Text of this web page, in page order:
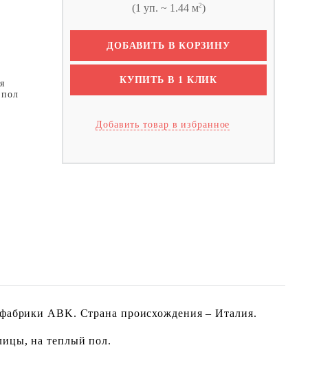
(1 уп. ~ 1.44 м2)
ДОБАВИТЬ В КОРЗИНУ
КУПИТЬ В 1 КЛИК
Добавить товар в избранное
ABK. Страна происхождения – Италия.
на теплый пол.